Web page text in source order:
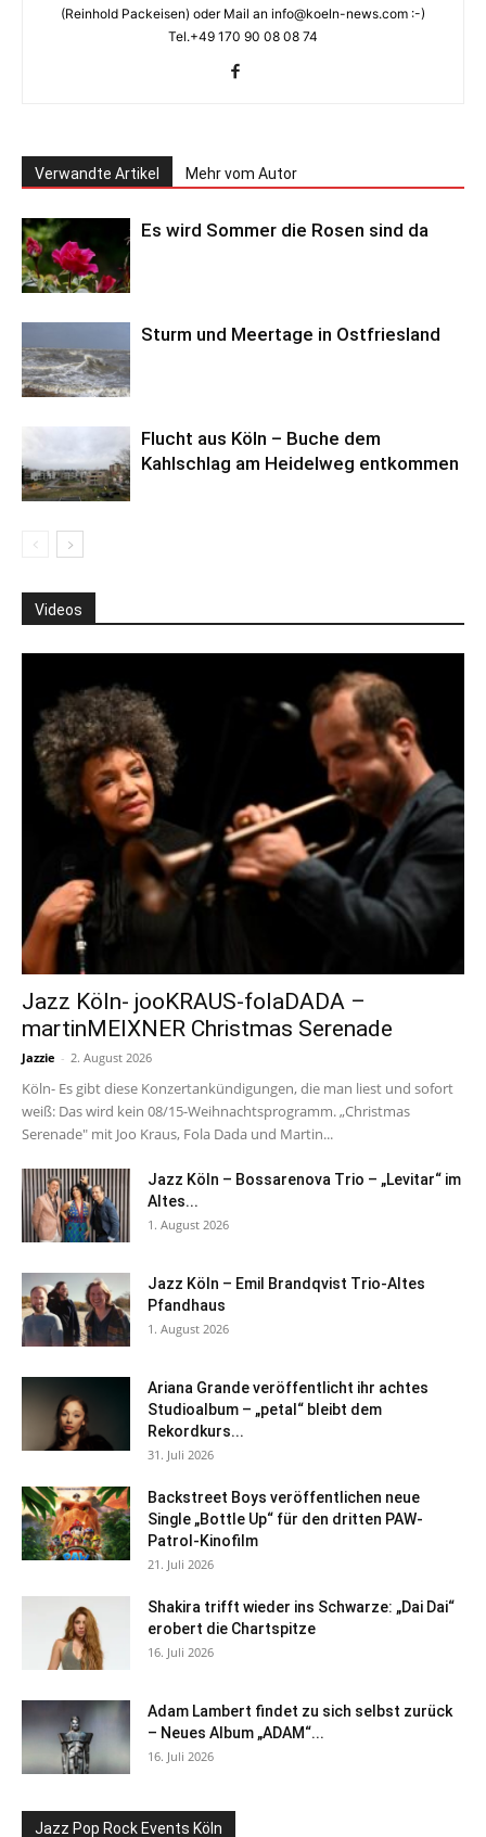
(Reinhold Packeisen) oder Mail an info@koeln-news.com :-)
Tel.+49 170 90 08 08 74
Verwandte Artikel Mehr vom Autor
Es wird Sommer die Rosen sind da
Sturm und Meertage in Ostfriesland
Flucht aus Köln – Buche dem
Kahlschlag am Heidelweg entkommen
Videos
Jazz Köln- jooKRAUS-folaDADA –
martinMEIXNER Christmas Serenade
Jazzie - 2. August 2026
Köln- Es gibt diese Konzertankündigungen, die man liest und sofort
weiß: Das wird kein 08/15-Weihnachtsprogramm. „Christmas
Serenade" mit Joo Kraus, Fola Dada und Martin...
Jazz Köln – Bossarenova Trio – „Levitar“ im
Altes...
1. August 2026
Jazz Köln – Emil Brandqvist Trio-Altes
Pfandhaus
1. August 2026
Ariana Grande veröffentlicht ihr achtes
Studioalbum – „petal“ bleibt dem
Rekordkurs...
31. Juli 2026
Backstreet Boys veröffentlichen neue
Single „Bottle Up“ für den dritten PAW-
Patrol-Kinofilm
21. Juli 2026
Shakira trifft wieder ins Schwarze: „Dai Dai“
erobert die Chartspitze
16. Juli 2026
Adam Lambert findet zu sich selbst zurück
– Neues Album „ADAM“...
16. Juli 2026
Jazz Pop Rock Events Köln